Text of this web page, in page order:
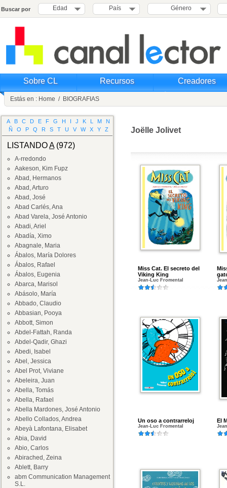
Buscar por Edad País Género
Sobre CL Recursos Creadores
Estás en : Home / BIOGRAFIAS
A B C D E F G H I J K L M
N
Ñ
O P Q R S T U V W X Y Z
LISTANDOA(972)
A-rredondo
Aakeson, Kim Fupz
Abad, Hermanos
Abad, Arturo
Abad, José
Abad Carlés, Ana
Abad Varela, José Antonio
Abadi, Ariel
Abadía, Ximo
Abagnale, Maria
Ábalos, María Dolores
Ábalos, Rafael
Ábalos, Eugenia
Abarca, Marisol
Abásolo, María
Abbado, Claudio
Abbasian, Pooya
Abbott, Simon
Abdel-Fattah, Randa
Abdel-Qadir, Ghazi
Abedi, Isabel
Abel, Jessica
Abel Prot, Viviane
Abeleira, Juan
Abella, Tomás
Abella, Rafael
Abella Mardones, José Antonio
Abello Collados, Andrea
Abeyà Lafontana, Elisabet
Abia, David
Abio, Carlos
Abirached, Zeina
Ablett, Barry
abm Communication Management
S.L.
Joëlle Jolivet
Miss Cat. El secreto del
Viking King
Jean-Luc Fromental
Un oso a contrarreloj
Jean-Luc Fromental
El